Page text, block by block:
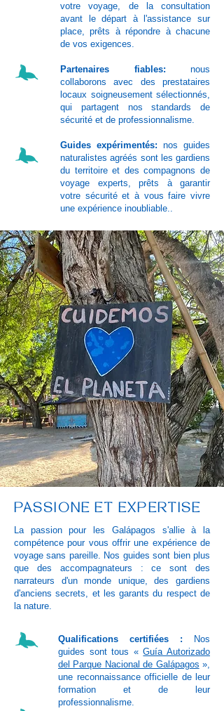
votre voyage, de la consultation
avant le départ à l'assistance sur
place, prêts à répondre à chacune
de vos exigences.
Partenaires fiables: nous
collaborons avec des prestataires
locaux soigneusement sélectionnés,
qui partagent nos standards de
sécurité et de professionnalisme.
Guides expérimentés: nos guides
naturalistes agréés sont les gardiens
du territoire et des compagnons de
voyage experts, prêts à garantir
votre sécurité et à vous faire vivre
une expérience inoubliable..
PASSIONE ET EXPERTISE
La passion pour les Galápagos s'allie à la
compétence pour vous offrir une expérience de
voyage sans pareille. Nos guides sont bien plus
que des accompagnateurs : ce sont des
narrateurs d'un monde unique, des gardiens
d'anciens secrets, et les garants du respect de
la nature.
Qualifications certifiées : Nos
guides sont tous «Guía Autorizado
del Parque Nacional de Galápagos »,
une reconnaissance officielle de leur
formation et de leur
professionnalisme.